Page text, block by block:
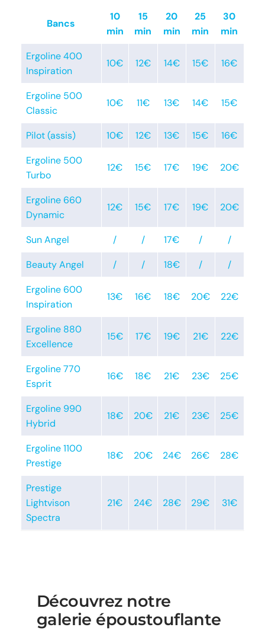
Bancs
10
min
15
min
20
min
25
min
30
min
Ergoline 400
Inspiration
10€ 12€ 14€ 15€ 16€
Ergoline 500
Classic
10€ 11€ 13€ 14€ 15€
Pilot (assis) 10€ 12€ 13€ 15€
16€
Ergoline 500
Turbo
12€ 15€ 17€ 19€ 20€
Ergoline 660
Dynamic
12€ 15€ 17€ 19€ 20€
Sun Angel / / 17€ /
/
Beauty Angel
/ / 18€ /
/
Ergoline 600
Inspiration
13€ 16€ 18€ 20€ 22€
Ergoline 880
Excellence
15€ 17€ 19€ 21€ 22€
Ergoline 770
Esprit
16€ 18€ 21€ 23€ 25€
Ergoline 990
Hybrid
18€ 20€ 21€ 23€ 25€
Ergoline 1100
Prestige
18€ 20€ 24€ 26€ 28€
Prestige
Lightvison
Spectra
21€ 24€ 28€ 29€ 31€
Découvrez notre
galerie époustouflante